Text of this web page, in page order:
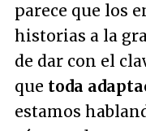
parece que los
historias a la
de dar con el
que toda
estamos